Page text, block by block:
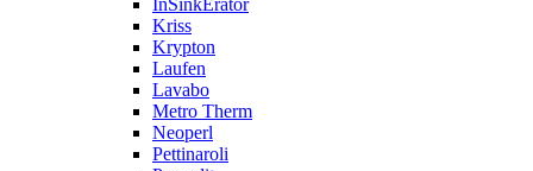
InSinkErator
Kriss
Krypton
Laufen
Lavabo
Metro Therm
Neoperl
Pettinaroli